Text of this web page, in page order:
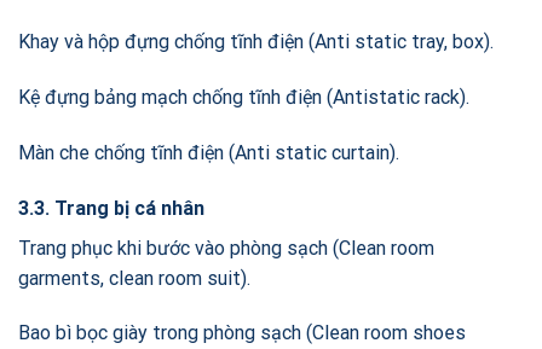
Khay và hộp đựng chống tĩnh điện (Anti static tray, box).
Kệ đựng bảng mạch chống tĩnh điện (Antistatic rack).
Màn che chống tĩnh điện (Anti static curtain).
3.3. Trang bị cá nhân
Trang phục khi bước vào phòng sạch (Clean room
garments, clean room suit).
Bao bì bọc giày trong phòng sạch (Clean room shoes